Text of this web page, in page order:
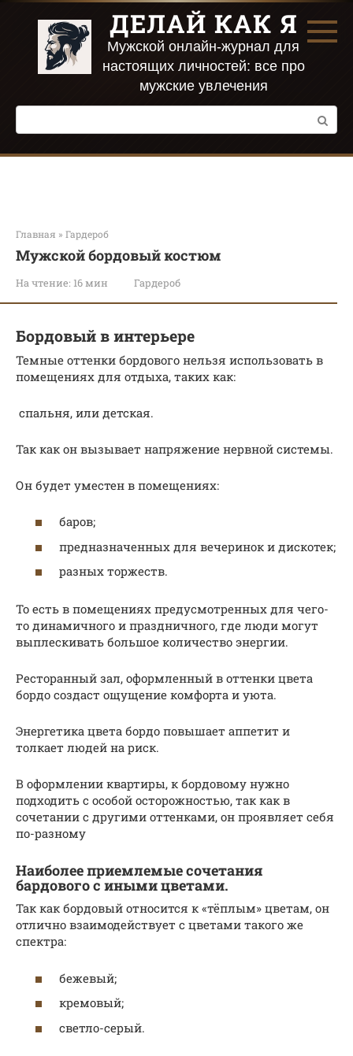
Перейти
контенту
ДЕЛАЙ КАК Я
Мужской онлайн-журнал для
настоящих личностей: все про
мужские увлечения
Поиск:
Главная » Гардероб
Мужской бордовый костюм
На чтение: 16 мин Гардероб
Бордовый в интерьере
Темные оттенки бордового нельзя использовать в
помещениях для отдыха, таких как:
спальня, или детская.
Так как он вызывает напряжение нервной системы.
Он будет уместен в помещениях:
баров;
предназначенных для вечеринок и дискотек;
разных торжеств.
То есть в помещениях предусмотренных для чего-
то динамичного и праздничного, где люди могут
выплескивать большое количество энергии.
Ресторанный зал, оформленный в оттенки цвета
бордо создаст ощущение комфорта и уюта.
Энергетика цвета бордо повышает аппетит и
толкает людей на риск.
В оформлении квартиры, к бордовому нужно
подходить с особой осторожностью, так как в
сочетании с другими оттенками, он проявляет себя
по-разному
Наиболее приемлемые сочетания
бардового с иными цветами.
Так как бордовый относится к «тёплым» цветам, он
отлично взаимодействует с цветами такого же
спектра:
бежевый;
кремовый;
светло-серый.